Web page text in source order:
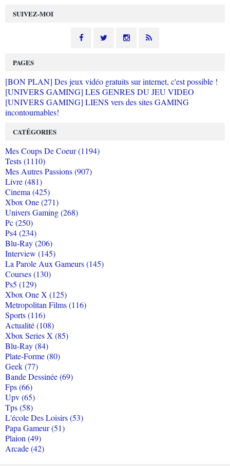
SUIVEZ-MOI
PAGES
[BON PLAN] Des jeux vidéo gratuits sur internet, c'est possible !
[UNIVERS GAMING] LES GENRES DU JEU VIDEO
[UNIVERS GAMING] LIENS vers des sites GAMING
incontournables!
CATÉGORIES
Mes Coups De Coeur (1194)
Tests (1110)
Mes Autres Passions (907)
Livre (481)
Cinema (425)
Xbox One (271)
Univers Gaming (268)
Pc (250)
Ps4 (234)
Blu-Ray (206)
Interview (145)
La Parole Aux Gameurs (145)
Courses (130)
Ps5 (129)
Xbox One X (125)
Metropolitan Films (116)
Sports (116)
Actualité (108)
Xbox Series X (85)
Blu-Ray (84)
Plate-Forme (80)
Geek (77)
Bande Dessinée (69)
Fps (66)
Upv (65)
Tps (58)
L'école Des Loisirs (53)
Papa Gameur (51)
Plaion (49)
Arcade (42)